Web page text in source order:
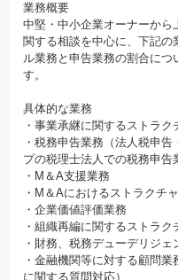
業務概要
中堅・中小企業オーナーから
関する相談を中心に、下記
ル業務と申告業務の割合につ
す。
具体的な業務
・事業承継に関するストラ
・税務申告業務（法人税申
プの税理士法人での税務申
・M＆A支援業務
・M＆Aにおけるストラクチ
・企業価値評価業務
・組織再編に関するストラ
・財務、税務デューデリジェ
・金融機関等に対する顧問
に関する質問対応）